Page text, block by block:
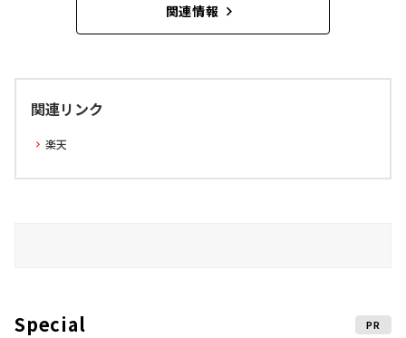
関連情報
関連リンク
楽天
Special PR